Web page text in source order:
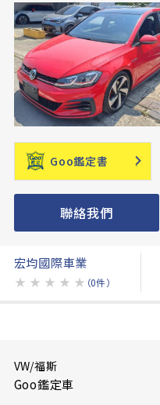
Goo鑑定書
聯絡我們
宏均國際車業
★ ★ ★ ★ ★ （0件）
VW/福斯
Goo鑑定車